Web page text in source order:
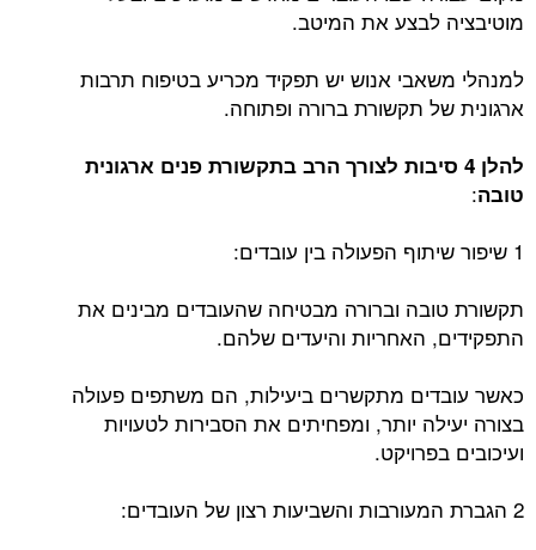
מוטיבציה לבצע את המיטב.
למנהלי משאבי אנוש יש תפקיד מכריע בטיפוח תרבות
ארגונית של תקשורת ברורה ופתוחה.
להלן 4 סיבות לצורך הרב בתקשורת פנים ארגונית
טובה:
1 שיפור שיתוף הפעולה בין עובדים:
תקשורת טובה וברורה מבטיחה שהעובדים מבינים את
התפקידים, האחריות והיעדים שלהם.
כאשר עובדים מתקשרים ביעילות, הם משתפים פעולה
בצורה יעילה יותר, ומפחיתים את הסבירות לטעויות
ועיכובים בפרויקט.
2 הגברת המעורבות והשביעות רצון של העובדים: